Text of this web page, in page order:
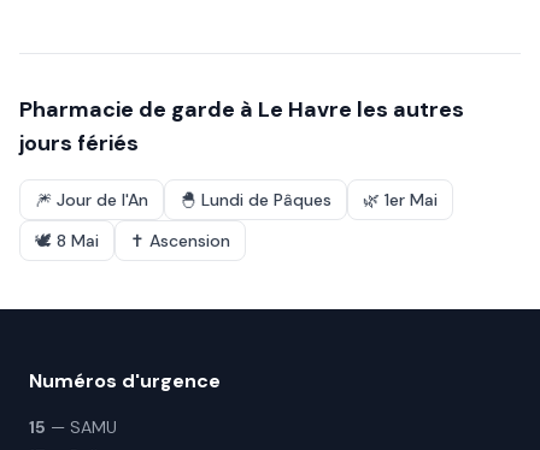
Pharmacie de garde à Le Havre les autres
jours fériés
🎆 Jour de l'An 🐣 Lundi de Pâques 🌿 1er Mai
🕊️ 8 Mai ✝️ Ascension
Numéros d'urgence
15 — SAMU